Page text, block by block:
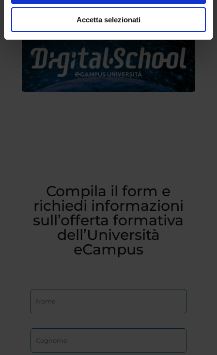
Accetta selezionati
Compila il form e
richiedi informazioni
sull’offerta formativa
dell’Università
eCampus